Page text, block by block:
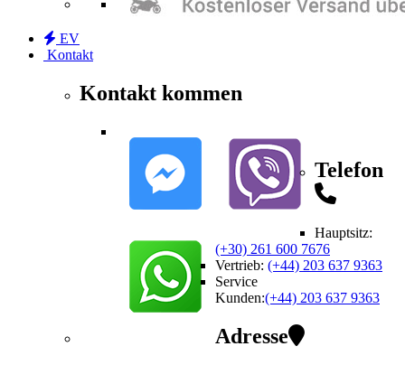
EV
Kontakt
Kontakt kommen
Telefon
Hauptsitz:
(+30) 261 600 7676
Vertrieb: (+44) 203 637 9363
Service
Kunden:(+44) 203 637 9363
Adresse